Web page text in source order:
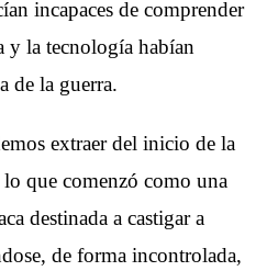
incapaces de comprender
y la tecnología habían
de la guerra.
extraer del inicio de la
que comenzó como una
destinada a castigar a
de forma incontrolada,